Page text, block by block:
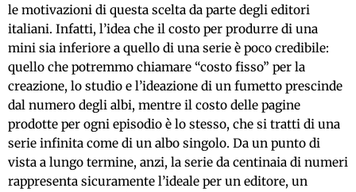
le motivazioni di questa scelta da parte degli editori
italiani. Infatti, l’idea che il costo per produrre di una
mini sia inferiore a quello di una serie è poco credibile:
quello che potremmo chiamare “costo fisso” per la
creazione, lo studio e l’ideazione di un fumetto prescinde
dal numero degli albi, mentre il costo delle pagine
prodotte per ogni episodio è lo stesso, che si tratti di una
serie infinita come di un albo singolo. Da un punto di
vista a lungo termine, anzi, la serie da centinaia di numeri
rappresenta sicuramente l’ideale per un editore, un